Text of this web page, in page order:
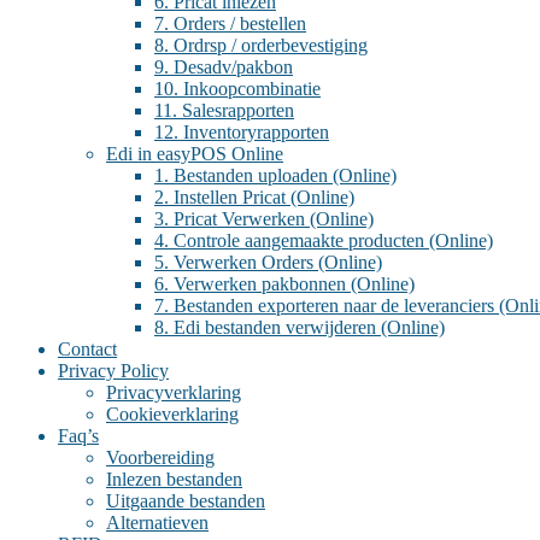
7. Orders / bestellen
8. Ordrsp / orderbevestiging
9. Desadv/pakbon
10. Inkoopcombinatie
11. Salesrapporten
12. Inventoryrapporten
Edi in easyPOS Online
1. Bestanden uploaden (Online)
2. Instellen Pricat (Online)
3. Pricat Verwerken (Online)
4. Controle aangemaakte producten (Online)
5. Verwerken Orders (Online)
6. Verwerken pakbonnen (Online)
7. Bestanden exporteren naar de leveranciers
8. Edi bestanden verwijderen (Online)
Contact
Privacy Policy
Privacyverklaring
Cookieverklaring
Faq’s
Voorbereiding
Inlezen bestanden
Uitgaande bestanden
Alternatieven